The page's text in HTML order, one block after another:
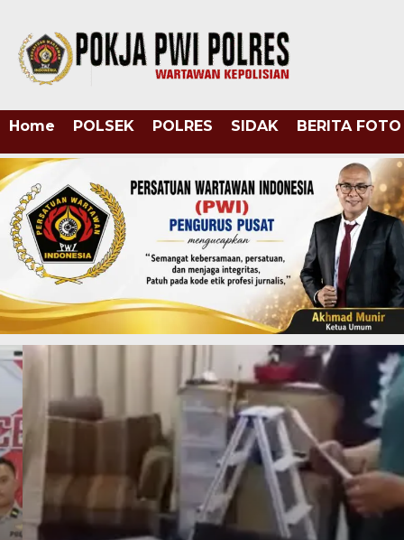
Home POLSEK POLRES SIDAK BERITA FOTO